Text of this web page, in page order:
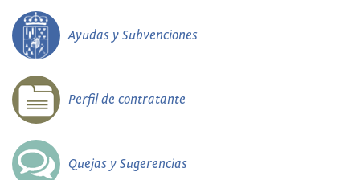
Ayudas y Subvenciones
Perfil de contratante
Quejas y Sugerencias